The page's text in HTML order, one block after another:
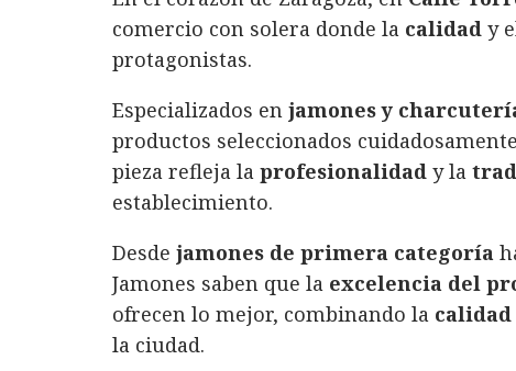
c
e
b
o
o
k
it
te
r
n
k
e
d
I
n
at
s
p
p
ai
l
m
p
rt
ir
comercio con solera donde la calidad y
protagonistas.
Especializados en jamones y
productos seleccionados
pieza refleja la profesionalidad y la
establecimiento.
Desde jamones de primera categoría
Jamones saben que la excelencia del
ofrecen lo mejor, combinando la calidad
la ciudad.